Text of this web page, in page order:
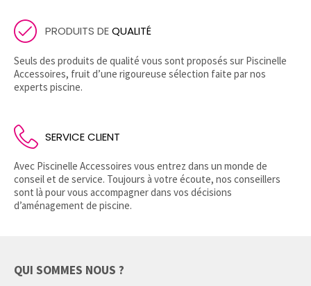
PRODUITS DEQUALITÉ
Seuls des produits de qualité vous sont proposés sur Piscinelle
Accessoires, fruit d’une rigoureuse sélection faite par nos
experts piscine.
SERVICE CLIENT
Avec Piscinelle Accessoires vous entrez dans un monde de
conseil et de service. Toujours à votre écoute, nos conseillers
sont là pour vous accompagner dans vos décisions
d’aménagement de piscine.
QUI SOMMES NOUS ?